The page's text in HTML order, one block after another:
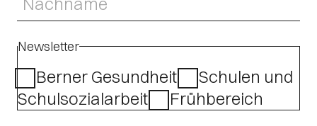
Newsletter
Berner Gesundheit
Schulen und
Schulsozialarbeit
Frühbereich